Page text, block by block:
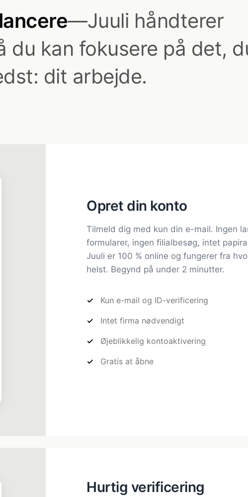
—Juuli håndterer
du kan fokusere på det,
dit arbejde.
Opret din konto
Tilmeld dig med kun din e-mail. Ingen
formularer, ingen filialbesøg, intet
Juuli er 100 % online og fungerer fra
helst. Begynd på under 2 minutter.
Kun e-mail og ID-verificering
Intet firma nødvendigt
Øjeblikkelig kontoaktivering
Gratis at åbne
Hurtig verificering